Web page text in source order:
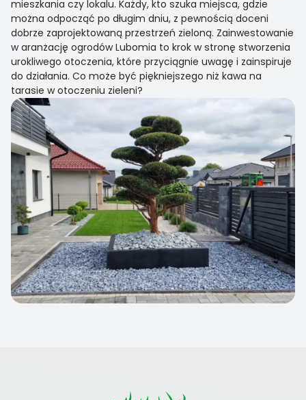
mieszkania czy lokalu. Każdy, kto szuka miejsca, gdzie
można odpocząć po długim dniu, z pewnością doceni
dobrze zaprojektowaną przestrzeń zieloną. Zainwestowanie
w aranżację ogrodów Lubomia to krok w stronę stworzenia
urokliwego otoczenia, które przyciągnie uwagę i zainspiruje
do działania. Co może być piękniejszego niż kawa na
tarasie w otoczeniu zieleni?